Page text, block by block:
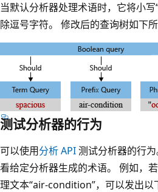
当默认分析器处理术语时，它将小写
除逗号字符。 修改后的查询树如下所
测试分析器的行为
可以使用分析 API测试分析器的行
看给定分析器生成的术语。 例如，
理文本“air-condition”，可以发出以